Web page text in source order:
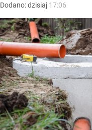
Dodano:dzisiaj 17:06